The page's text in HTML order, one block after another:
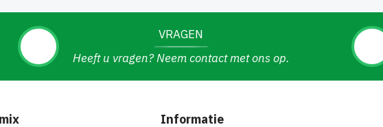
VRAGEN
Heeft u vragen? Neem contact met ons op.
Informatie